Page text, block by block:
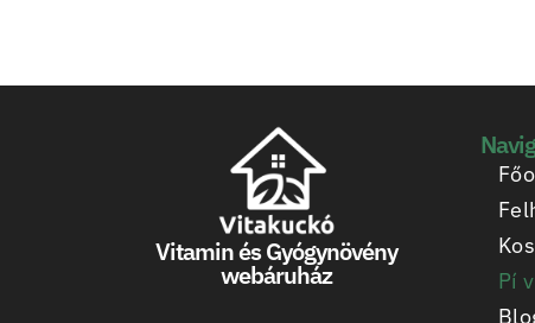
Vitamin és Gyógynövény
webáruház
Pí